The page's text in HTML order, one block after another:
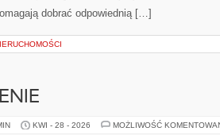
dobrać odpowiednią […]
KWI - 28 - 2026 MOŻLIWOŚĆ